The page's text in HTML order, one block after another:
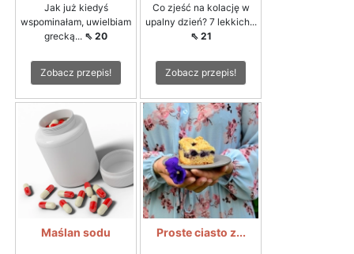
Jak już kiedyś
wspominałam, uwielbiam
grecką... ⇖ 20
Zobacz przepis!
Co zjeść na kolację w
upalny dzień? 7 lekkich...
⇖ 21
Zobacz przepis!
Maślan sodu Proste ciasto z...